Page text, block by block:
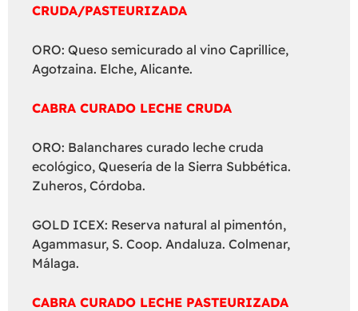
CRUDA/PASTEURIZADA
ORO: Queso semicurado al vino Caprillice,
Agotzaina. Elche, Alicante.
CABRA CURADO LECHE CRUDA
ORO: Balanchares curado leche cruda
ecológico, Quesería de la Sierra Subbética.
Zuheros, Córdoba.
GOLD ICEX: Reserva natural al pimentón,
Agammasur, S. Coop. Andaluza. Colmenar,
Málaga.
CABRA CURADO LECHE PASTEURIZADA